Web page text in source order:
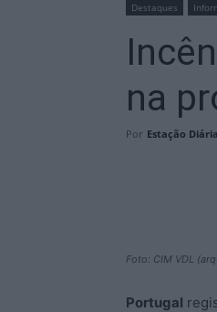
Destaques
na
Por Estação Diária
Foto: CIM VDL
Portugal